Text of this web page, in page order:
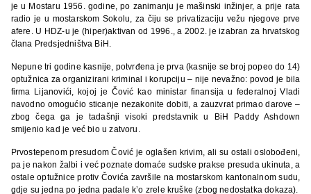
je u Mostaru 1956. godine, po zanimanju je mašinski inžinjer, a prije rata
radio je u mostarskom Sokolu, za čiju se privatizaciju vežu njegove prve
afere. U HDZ-u je (hiper)aktivan od 1996., a 2002. je izabran za hrvatskog
člana Predsjedništva BiH.
Nepune tri godine kasnije, potvrđena je prva (kasnije se broj popeo do 14)
optužnica za organizirani kriminal i korupciju – nije nevažno: povod je bila
firma Lijanovići, kojoj je Čović kao ministar finansija u federalnoj Vladi
navodno omogućio sticanje nezakonite dobiti, a zauzvrat primao darove –
zbog čega ga je tadašnji visoki predstavnik u BiH Paddy Ashdown
smijenio kad je već bio u zatvoru.
Prvostepenom presudom Čović je oglašen krivim, ali su ostali oslobođeni,
pa je nakon žalbi i već poznate domaće sudske prakse presuda ukinuta, a
ostale optužnice protiv Čovića završile na mostarskom kantonalnom sudu,
gdje su jedna po jedna padale k’o zrele kruške (zbog nedostatka dokaza).